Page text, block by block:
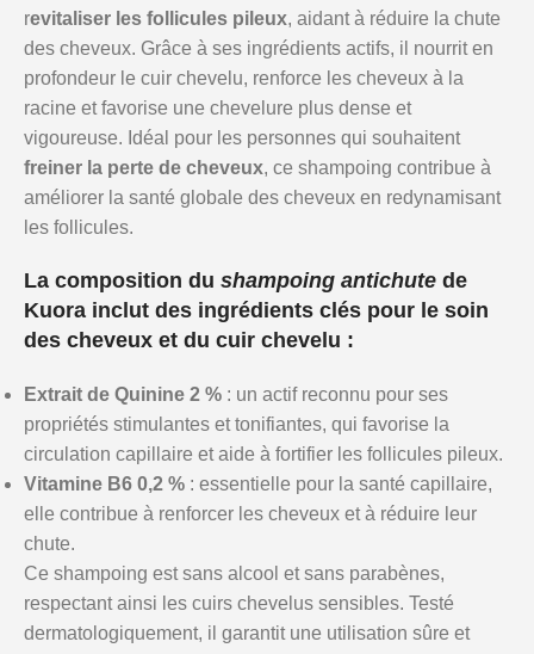
revitaliser les follicules pileux, aidant à réduire la chute
des cheveux. Grâce à ses ingrédients actifs, il nourrit en
profondeur le cuir chevelu, renforce les cheveux à la
racine et favorise une chevelure plus dense et
vigoureuse. Idéal pour les personnes qui souhaitent
freiner la perte de cheveux, ce shampoing contribue à
améliorer la santé globale des cheveux en redynamisant
les follicules.
La composition du shampoing antichute de
Kuora inclut des ingrédients clés pour le soin
des cheveux et du cuir chevelu :
Extrait de Quinine 2 % : un actif reconnu pour ses
propriétés stimulantes et tonifiantes, qui favorise la
circulation capillaire et aide à fortifier les follicules pileux.
Vitamine B6 0,2 % : essentielle pour la santé capillaire,
elle contribue à renforcer les cheveux et à réduire leur
chute.
Ce shampoing est sans alcool et sans parabènes,
respectant ainsi les cuirs chevelus sensibles. Testé
dermatologiquement, il garantit une utilisation sûre et